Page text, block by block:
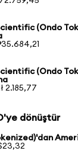
(Ondo
(Ondo
2.185,77
dönüştür